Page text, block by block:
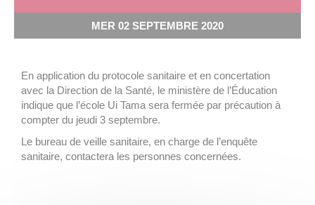
MER 02 SEPTEMBRE 2020
En application du protocole sanitaire et en concertation
avec la Direction de la Santé, le ministère de l’Éducation
indique que l’école Ui Tama sera fermée par précaution à
compter du jeudi 3 septembre.
Le bureau de veille sanitaire, en charge de l’enquête
sanitaire, contactera les personnes concernées.